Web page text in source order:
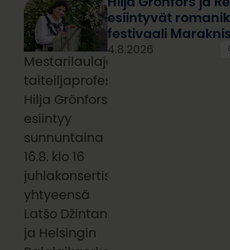
Mestarilaulaja,
taiteiljaprofessori
Hilja Grönfors
esiintyy
sunnuntaina
16.8. klo 16
juhlakonsertissa
yhtyeensä
Latšo Džintan
ja Helsingin
esiintyvät
festivaali
4.8.2026